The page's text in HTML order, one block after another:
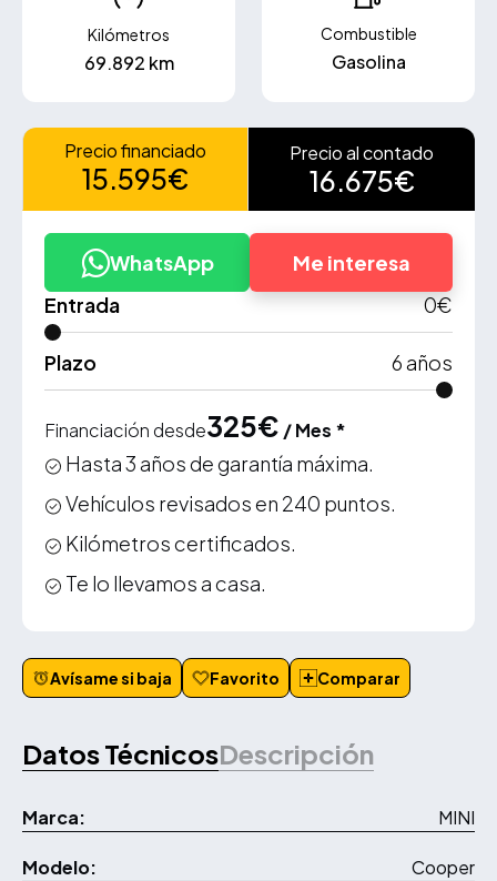
Kilómetros
69.892 km
Combustible
Gasolina
Precio financiado
15.595€
Precio al contado
16.675€
WhatsApp
Me interesa
Entrada
0€
Plazo 6años
Financiación desde325€ / Mes *
Hasta 3 años de garantía máxima.
Vehículos revisados en 240 puntos.
Kilómetros certificados.
Te lo llevamos a casa.
Avísame si baja Favorito Comparar
Datos TécnicosDescripción
Marca: MINI
Modelo: Cooper